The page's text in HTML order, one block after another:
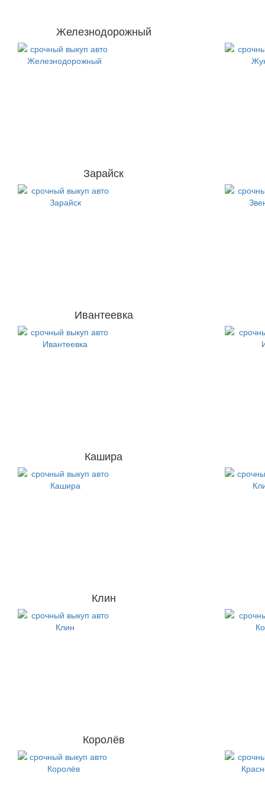
Железнодорожный
Зарайск
Ивантеевка
Кашира
Клин
Королёв